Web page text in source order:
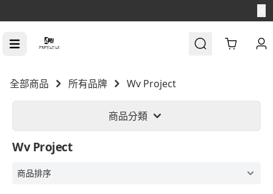
Cart
全部商品 所有品牌 Wv Project
商品分類
Wv Project